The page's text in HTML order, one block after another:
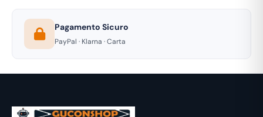
Pagamento Sicuro
PayPal · Klarna · Carta